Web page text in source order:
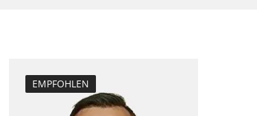
EMPFOHLEN